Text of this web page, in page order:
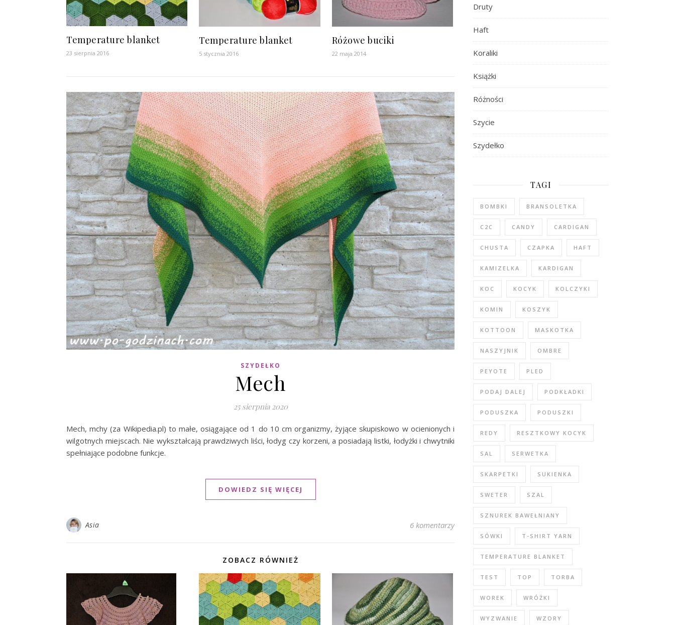
Temperature blanket
23 sierpnia 2016
Temperature blanket
5 stycznia 2016
Różowe buciki
22 maja 2014
SZYDEŁKO
Mech
25 sierpnia 2020
Mech, mchy (za Wikipedia.pl) to małe, osiągające od 1 do 10 cm organizmy, żyjące skupiskowo w ocienionych i
wilgotnych miejscach. Nie wykształcają prawdziwych liści, łodyg czy korzeni, a posiadają listki, łodyżki i chwytniki
spełniające podobne funkcje.
DOWIEDZ SIĘ WIĘCEJ
Asia 6 komentarzy
ZOBACZ RÓWNIEŻ
Druty
Haft
Koraliki
Książki
Różności
Szycie
Szydełko
TAGI
BOMBKI BRANSOLETKA
C2C CANDY CARDIGAN
CHUSTA CZAPKA HAFT
KAMIZELKA KARDIGAN
KOC KOCYK KOLCZYKI
KOMIN KOSZYK
KOTTOON MASKOTKA
NASZYJNIK OMBRE
PEYOTE PLED
PODAJ DALEJ PODKŁADKI
PODUSZKA PODUSZKI
REDY RESZTKOWY KOCYK
SAL SERWETKA
SKARPETKI SUKIENKA
SWETER SZAL
SZNUREK BAWEŁNIANY
SÓWKI T-SHIRT YARN
TEMPERATURE BLANKET
TEST TOP TORBA
WOREK WRÓŻKI
WYZWANIE WZORY